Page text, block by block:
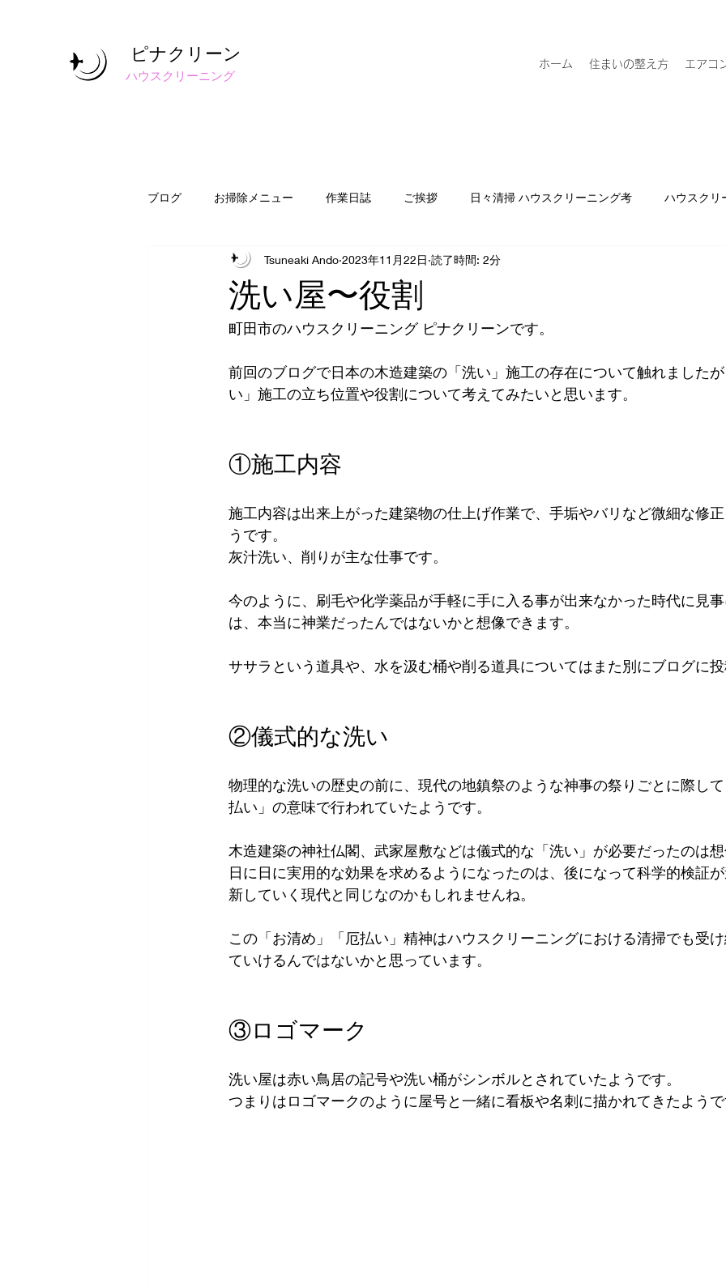
ピナクリーン
​ハウスクリーニング
ホーム 住まいの整え方 エアコ
ブログ お掃除メニュー 作業日誌 ご挨拶 日々清掃 ハウスクリーニング考 ハウスクリ
洗い屋〜役割
Tsuneaki Ando 2023年11月22日 読了時間: 2分
町田市のハウスクリーニング ピナクリーンです。
前回のブログで日本の木造建築の「洗い」施工の存在について触れました
い」施工の立ち位置や役割について考えてみたいと思います。
①施工内容
施工内容は出来上がった建築物の仕上げ作業で、手垢やバリなど微細な修
うです。
灰汁洗い、削りが主な仕事です。
今のように、刷毛や化学薬品が手軽に手に入る事が出来なかった時代に見
は、本当に神業だったんではないかと想像できます。
ササラという道具や、水を汲む桶や削る道具についてはまた別にブログに
②儀式的な洗い
物理的な洗いの歴史の前に、現代の地鎮祭のような神事の祭りごとに際し
払い」の意味で行われていたようです。
木造建築の神社仏閣、武家屋敷などは儀式的な「洗い」が必要だったのは
日に日に実用的な効果を求めるようになったのは、後になって科学的検証
新していく現代と同じなのかもしれませんね。
この「お清め」「厄払い」精神はハウスクリーニングにおける清掃でも受
ていけるんではないかと思っています。
③ロゴマーク
洗い屋は赤い鳥居の記号や洗い桶がシンボルとされていたようです。
つまりはロゴマークのように屋号と一緒に看板や名刺に描かれてきたよう